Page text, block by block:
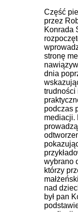
Część
przez
Konrada
stronę
dnia
trudności
podczas
mediacji.
wybrano
którzy
nad
był pan